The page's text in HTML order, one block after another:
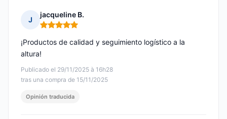
J
jacqueline B.
Nota: 5 de 5
Publicado el 29/11/2025 à 16h28
tras una compra de 15/11/2025
¡Productos de calidad y seguimiento logístico a la
altura!
Opinión traducida